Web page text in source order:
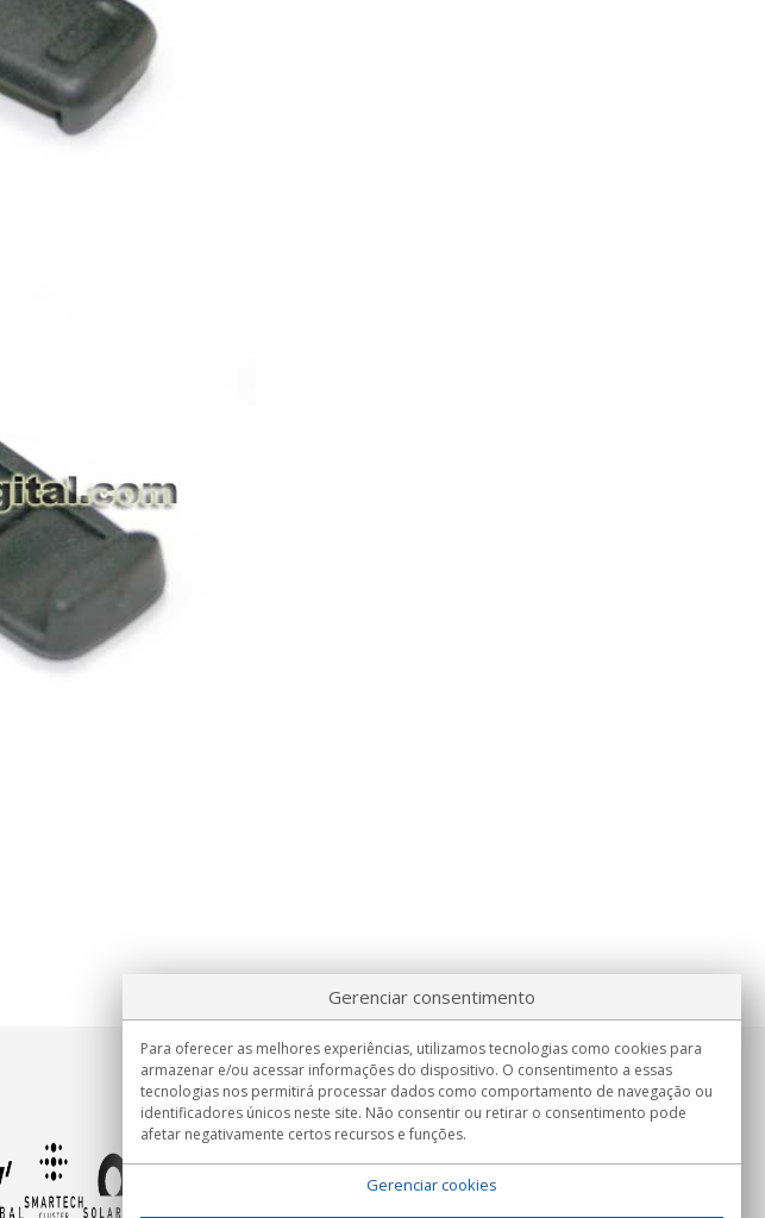
Informação
Seg.-Sex. 9:00h - 15:00h.
Entrega em
Gerenciar consentimento
Para oferecer as melhores experiências, utilizamos tecnologias como cookies para
armazenar e/ou acessar informações do dispositivo. O consentimento a essas
tecnologias nos permitirá processar dados como comportamento de navegação ou
identificadores únicos neste site. Não consentir ou retirar o consentimento pode
afetar negativamente certos recursos e funções.
Gerenciar cookies